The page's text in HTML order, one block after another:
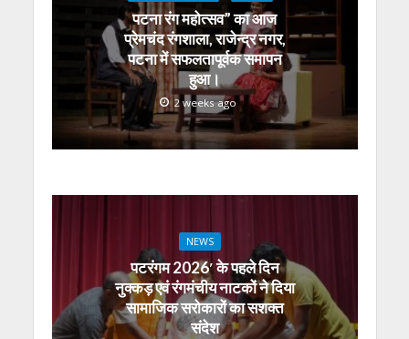
पटना रंग महोत्सव” का आज
प्रेमचंद रंगशाला, राजेन्द्र नगर,
पटना में सफलतापूर्वक समापन
हुआ।
2 weeks ago
NEWS
पटरंगम 2026′ के पहले दिन
नुक्कड़ एवं रंगमंचीय नाटकों ने दिया
सामाजिक सरोकारों का सशक्त
संदेश